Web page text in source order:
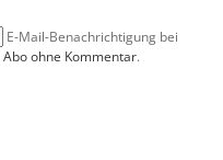
E-Mail-Benachrichtigung bei
Abo ohne Kommentar.